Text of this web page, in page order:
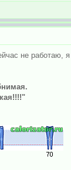
не работаю,